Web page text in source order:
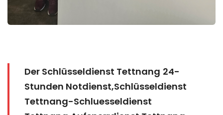
Der Schlüsseldienst Tettnang 24-
Stunden Notdienst,Schlüsseldienst
Tettnang-Schluesseldienst